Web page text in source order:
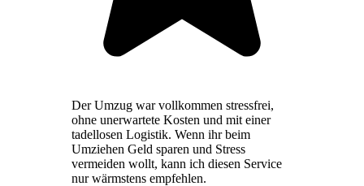
Der Umzug war vollkommen stressfrei,
ohne unerwartete Kosten und mit einer
tadellosen Logistik. Wenn ihr beim
Umziehen Geld sparen und Stress
vermeiden wollt, kann ich diesen Service
nur wärmstens empfehlen.